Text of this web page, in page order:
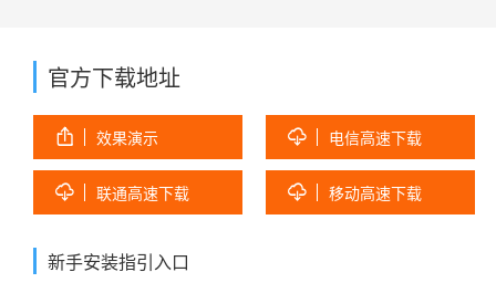
官方下载地址
 效果演示  电信高速下载
 联通高速下载  移动高速下载
新手安装指引入口